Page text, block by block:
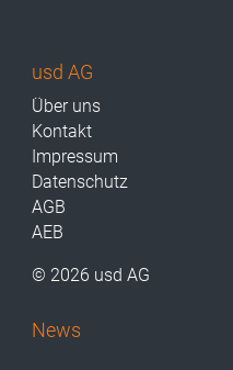
usd AG
Über uns
Kontakt
Impressum
Datenschutz
AGB
AEB
© 2026 usd AG
News